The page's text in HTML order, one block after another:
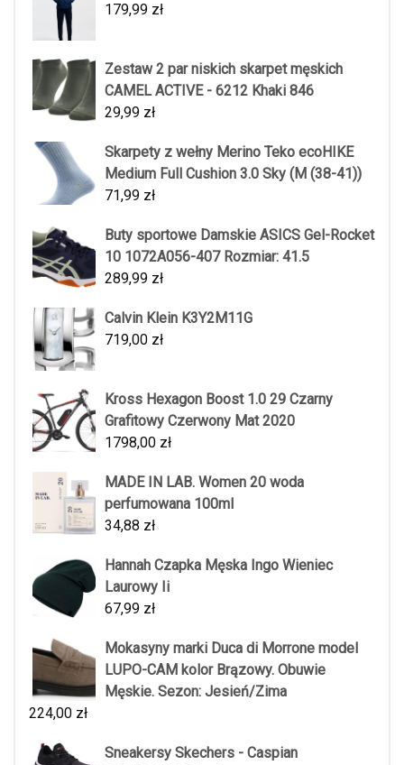
179,99 zł
Zestaw 2 par niskich skarpet męskich
CAMEL ACTIVE - 6212 Khaki 846
29,99 zł
Skarpety z wełny Merino Teko ecoHIKE
Medium Full Cushion 3.0 Sky (M (38-41))
71,99 zł
Buty sportowe Damskie ASICS Gel-Rocket
10 1072A056-407 Rozmiar: 41.5
289,99 zł
Calvin Klein K3Y2M11G
719,00 zł
Kross Hexagon Boost 1.0 29 Czarny
Grafitowy Czerwony Mat 2020
1798,00 zł
MADE IN LAB. Women 20 woda
perfumowana 100ml
34,88 zł
Hannah Czapka Męska Ingo Wieniec
Laurowy Ii
67,99 zł
Mokasyny marki Duca di Morrone model
LUPO-CAM kolor Brązowy. Obuwie
Męskie. Sezon: Jesień/Zima
224,00 zł
Sneakersy Skechers - Caspian